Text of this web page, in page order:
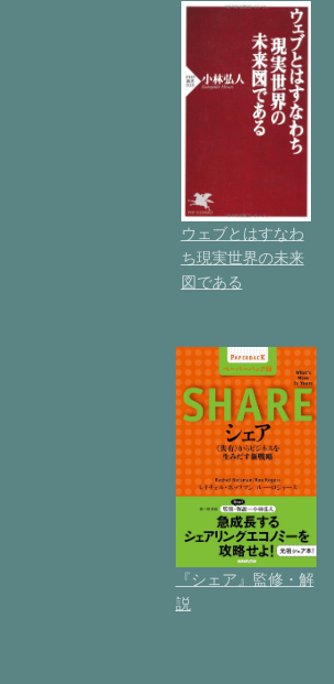
ウェブとはすなわ
ち現実世界の未来
図である
『シェア』監修・解
説